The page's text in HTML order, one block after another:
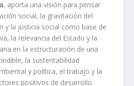
, aporta una visión para pensar
social, la gravitación del
y la justicia social como base de
la relevancia del Estado y la
en la estructuración de una
la sustentabilidad
y política, el trabajo y la
positivos de desarrollo.